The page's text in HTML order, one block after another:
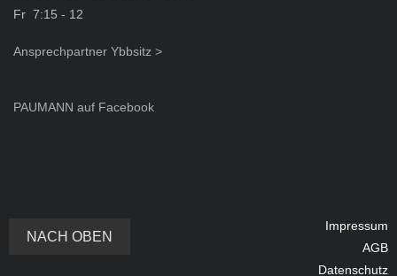
Fr 7:15 - 12
Ansprechpartner Ybbsitz >
PAUMANN auf Facebook
Impressum
AGB
Datenschutz
NACH OBEN